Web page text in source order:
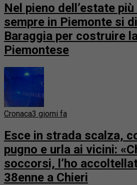
Nel pieno dell’estate
sempre in Piemonte si
Baraggia per costruire
Piemontese
Cronaca3 giorni fa
Esce in strada scalza,
pugno e urla ai vicini:
soccorsi, l’ho
38enne a Chieri